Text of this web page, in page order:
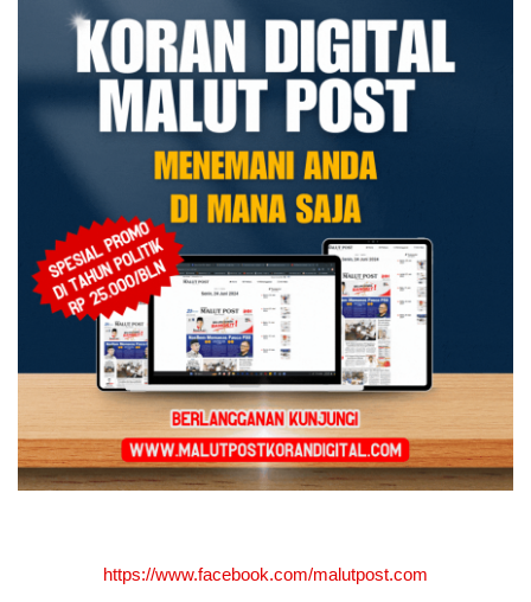
https://www.facebook.com/malutpost.com